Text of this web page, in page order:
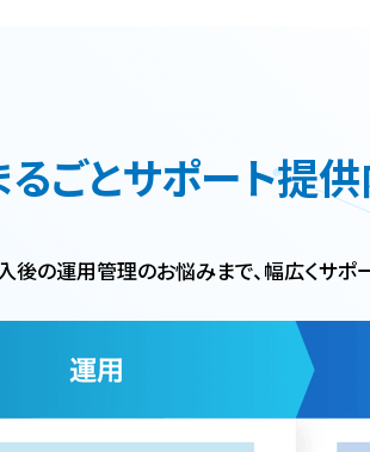
るごとサポート提
後の運用管理のお悩みまで、幅広くサポ